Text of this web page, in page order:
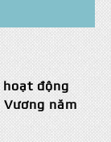
động
năm